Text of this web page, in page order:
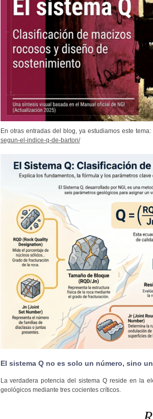
En otras entradas del blog, ya estudiamos este tema:
segun-el-indice-q-de-barton/
El sistema Q no es solo un número, sino
La verdadera potencia del sistema Q reside en la
geológicos mediante tres cocientes críticos.